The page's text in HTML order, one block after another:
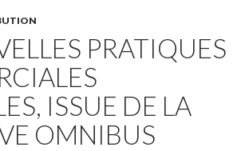
PRATIQUES
ISSUE DE LA
OMNIBUS